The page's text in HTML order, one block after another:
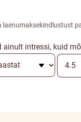
intressi, kuid